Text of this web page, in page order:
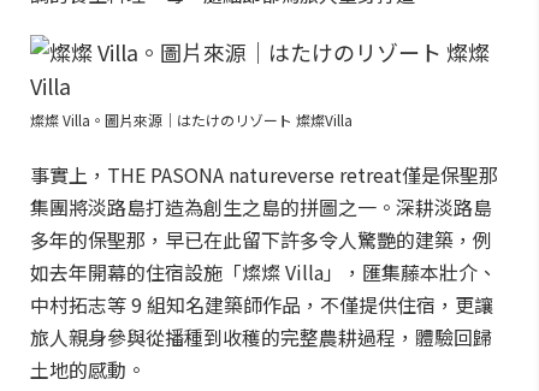
燦燦 Villa。圖片來源｜はたけのリゾート 燦燦Villa
事實上，THE PASONA natureverse retreat僅是保聖那
集團將淡路島打造為創生之島的拼圖之一。深耕淡路島
多年的保聖那，早已在此留下許多令人驚艷的建築，例
如去年開幕的住宿設施「燦燦 Villa」，匯集藤本壯介、
中村拓志等 9 組知名建築師作品，不僅提供住宿，更讓
旅人親身參與從播種到收穫的完整農耕過程，體驗回歸
土地的感動。